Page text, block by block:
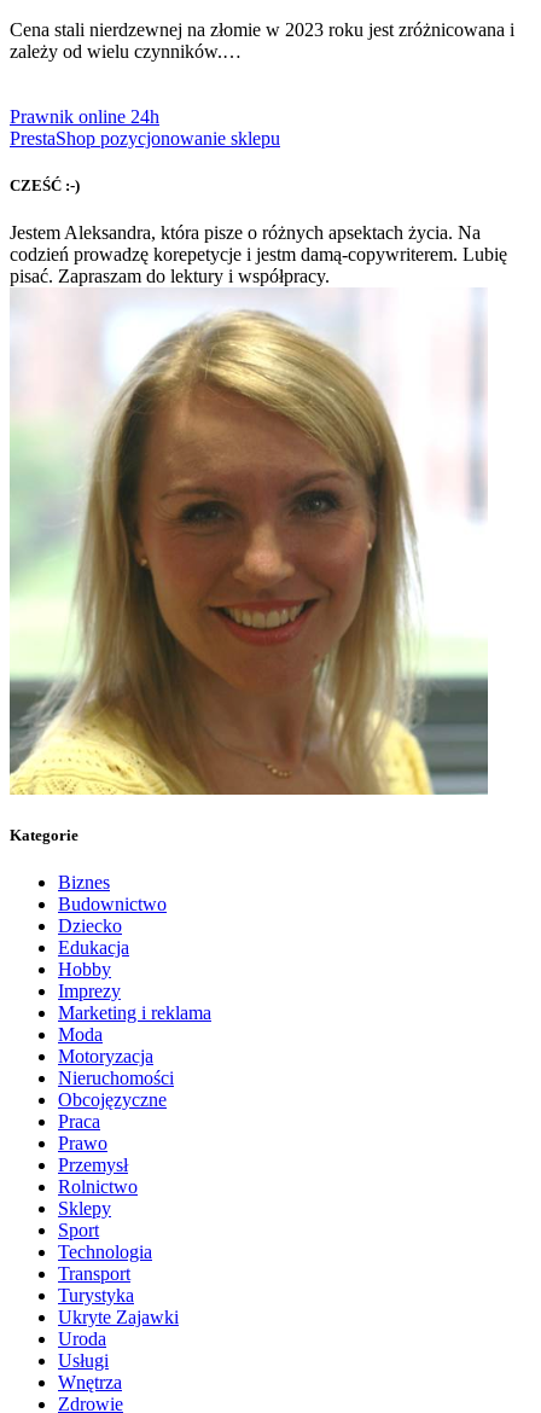
Cena stali nierdzewnej na złomie w 2023 roku jest zróżnicowana i
zależy od wielu czynników.…
Prawnik online 24h
PrestaShop pozycjonowanie sklepu
CZEŚĆ :-)
Jestem Aleksandra, która pisze o różnych apsektach życia. Na
codzień prowadzę korepetycje i jestm damą-copywriterem. Lubię
pisać. Zapraszam do lektury i współpracy.
Kategorie
Biznes
Budownictwo
Dziecko
Edukacja
Hobby
Imprezy
Marketing i reklama
Moda
Motoryzacja
Nieruchomości
Obcojęzyczne
Praca
Prawo
Przemysł
Rolnictwo
Sklepy
Sport
Technologia
Transport
Turystyka
Ukryte Zajawki
Uroda
Usługi
Wnętrza
Zdrowie